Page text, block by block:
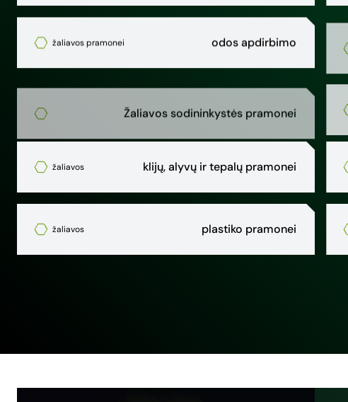
žaliavos pramonei odos apdirbimo
Žaliavos sodininkystės pramonei
žaliavos klijų, alyvų ir tepalų pramonei
žaliavos plastiko pramonei